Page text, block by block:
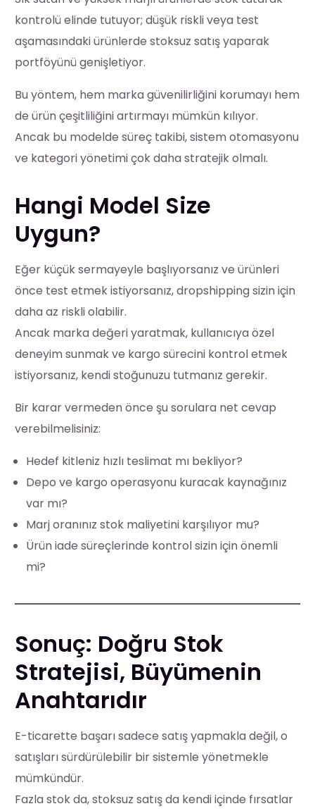
kontrolü elinde tutuyor; düşük riskli veya test
aşamasındaki ürünlerde stoksuz satış yaparak
portföyünü genişletiyor.
Bu yöntem, hem marka güvenilirliğini korumayı hem
de ürün çeşitliliğini artırmayı mümkün kılıyor.
Ancak bu modelde süreç takibi, sistem otomasyonu
ve kategori yönetimi çok daha stratejik olmalı.
Hangi Model Size
Uygun?
Eğer küçük sermayeyle başlıyorsanız ve ürünleri
önce test etmek istiyorsanız, dropshipping sizin için
daha az riskli olabilir.
Ancak marka değeri yaratmak, kullanıcıya özel
deneyim sunmak ve kargo sürecini kontrol etmek
istiyorsanız, kendi stoğunuzu tutmanız gerekir.
Bir karar vermeden önce şu sorulara net cevap
verebilmelisiniz:
Hedef kitleniz hızlı teslimat mı bekliyor?
Depo ve kargo operasyonu kuracak kaynağınız
var mı?
Marj oranınız stok maliyetini karşılıyor mu?
Ürün iade süreçlerinde kontrol sizin için önemli
mi?
Sonuç: Doğru Stok
Stratejisi, Büyümenin
Anahtarıdır
E-ticarette başarı sadece satış yapmakla değil, o
satışları sürdürülebilir bir sistemle yönetmekle
mümkündür.
Fazla stok da, stoksuz satış da kendi içinde fırsatlar